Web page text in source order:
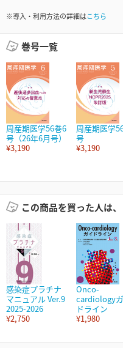
※導入・利用方法の詳細はこちら
巻号一覧
周産期医学56巻6
号（26年6月号）
¥3,190
周産期医学
号
¥3,190
この商品を買った人は
感染症プラチナ
マニュアル Ver.9
2025-2026
¥2,750
Onco-
cardiology
ドライン
¥1,980